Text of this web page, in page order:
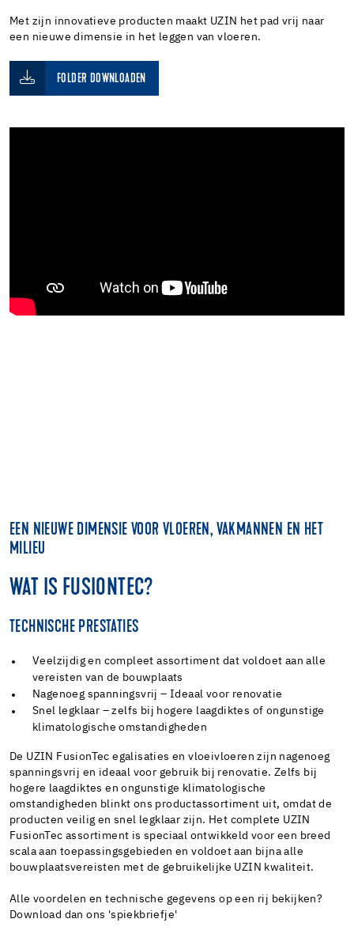
Met zijn innovatieve producten maakt UZIN het pad vrij naar
een nieuwe dimensie in het leggen van vloeren.
FOLDER DOWNLOADEN
EEN NIEUWE DIMENSIE VOOR VLOEREN, VAKMANNEN EN HET
MILIEU
WAT IS FUSIONTEC?
TECHNISCHE PRESTATIES
Veelzijdig en compleet assortiment dat voldoet aan alle
vereisten van de bouwplaats
Nagenoeg spanningsvrij – Ideaal voor renovatie
Snel legklaar – zelfs bij hogere laagdiktes of ongunstige
klimatologische omstandigheden
De UZIN FusionTec egalisaties en vloeivloeren zijn nagenoeg
spanningsvrij en ideaal voor gebruik bij renovatie. Zelfs bij
hogere laagdiktes en ongunstige klimatologische
omstandigheden blinkt ons productassortiment uit, omdat de
producten veilig en snel legklaar zijn. Het complete UZIN
FusionTec assortiment is speciaal ontwikkeld voor een breed
scala aan toepassingsgebieden en voldoet aan bijna alle
bouwplaatsvereisten met de gebruikelijke UZIN kwaliteit.
Alle voordelen en technische gegevens op een rij bekijken?
Download dan ons 'spiekbriefje'